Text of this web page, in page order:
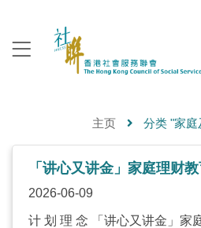
主页 分类 "家
「讲心又讲金」家庭理财
2026-06-09
计 划 理 念 「讲心又讲金」家